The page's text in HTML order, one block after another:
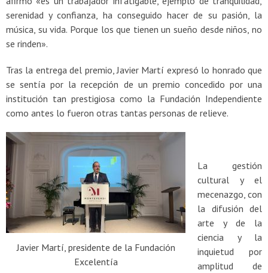
serenidad y confianza, ha conseguido hacer de su pasión, la
música, su vida. Porque los que tienen un sueño desde niños, no
se rinden».
Tras la entrega del premio, Javier Martí expresó lo honrado que
se sentía por la recepción de un premio concedido por una
institución tan prestigiosa como la Fundación Independiente
como antes lo fueron otras tantas personas de relieve.
Javier Martí, presidente de la Fundación
Excelentía
La gestión
cultural y el
mecenazgo, con
la difusión del
arte y de la
ciencia y la
inquietud por
amplitud de